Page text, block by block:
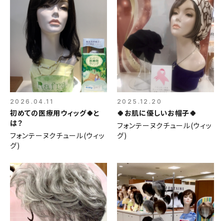
2026.04.11
初めての医療用ウィッグ🍀と
は？
フォンテーヌクチュール(ウィッ
グ)
2025.12.20
🍀お肌に優しいお帽子🍀
フォンテーヌクチュール(ウィッ
グ)